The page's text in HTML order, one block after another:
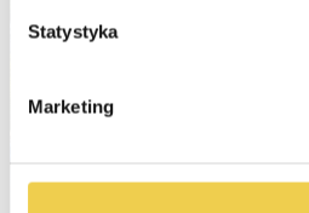
Statystyka
Marketing